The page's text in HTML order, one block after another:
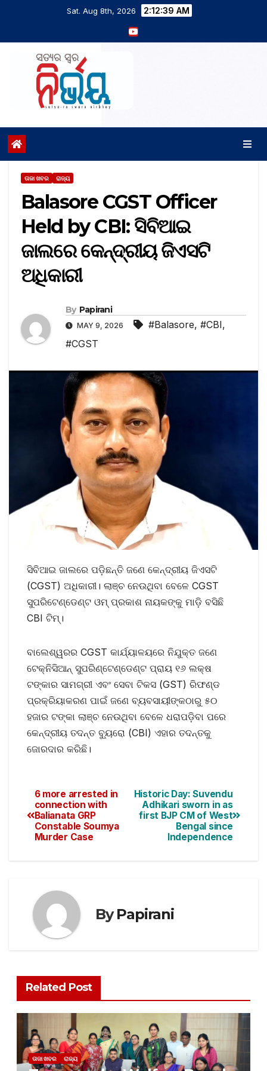
Sat. Aug 8th, 2026 2:12:40 AM
ତାଜା ଖବର ରାଜ୍ୟ
Balasore CGST Officer
Held by CBI: ସିବିଆଇ
ଜାଲରେ କେନ୍ଦ୍ରୀୟ ଜିଏସଟି
ଅଧିକାରୀ
By Papirani
MAY 9, 2026 #Balasore, #CBI,
#CGST
ସିବିଆଇ ଜାଲରେ ପଡ଼ିଛନ୍ତି ଜଣେ କେନ୍ଦ୍ରୀୟ ଜିଏସଟି
(CGST) ଅଧିକାରୀ। ଲାଞ୍ଚ ନେଉଥିବା ବେଳେ CGST
ସୁପରିଟେଣ୍ଡେଣ୍ଟ ଓମ୍ ପ୍ରକାଶ ନାୟକଙ୍କୁ ମାଡ଼ି ବସିଛି
CBI ଟିମ୍।
ବାଲେଶ୍ୱରର CGST କାର୍ଯ୍ୟାଳୟରେ ନିଯୁକ୍ତ ଜଣେ
ଟେକ୍ନିସିଆନ୍ ସୁପରିଣ୍ଟେଣ୍ଡେଣ୍ଟ ପ୍ରାୟ ୧୬ ଲକ୍ଷ
ଟଙ୍କାର ସାମଗ୍ରୀ ଏବଂ ସେବା ଟିକସ (GST) ରିଫଣ୍ଡ
ପ୍ରକ୍ରିୟାକରଣ ପାଇଁ ଜଣେ ବ୍ୟବସାୟୀଙ୍କଠାରୁ ୫୦
ହଜାର ଟଙ୍କା ଲାଞ୍ଚ ନେଉଥିବା ବେଳେ ଧରାପଡ଼ିବା ପରେ
କେନ୍ଦ୍ରୀୟ ତଦନ୍ତ ବ୍ୟୁରୋ (CBI) ଏହାର ତଦନ୍ତକୁ
ଜୋରଦାର କରିଛି।
Historic Day: Suvendu
Adhikari sworn in as
first BJP CM of West
Bengal since
Independence
6 more arrested in
connection with
Balianata GRP
Constable Soumya
Murder Case
ByPapirani
Related Post
ତାଜା ଖବର ରାଜ୍ୟ